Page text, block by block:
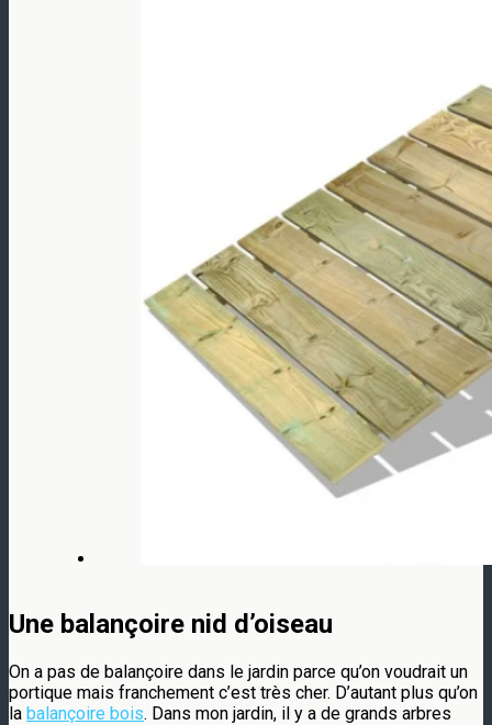
Une balançoire nid d’oiseau
On a pas de balançoire dans le jardin parce qu’on voudrait un
portique mais franchement c’est très cher. D’autant plus qu’on
la balançoire bois. Dans mon jardin, il y a de grands arbres